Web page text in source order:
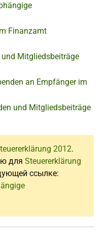
Finanzamt
Mitgliedsbeiträge
an Empfänger im
und Mitgliedsbeiträge
2012.
для Steuererklärung
ссылке: